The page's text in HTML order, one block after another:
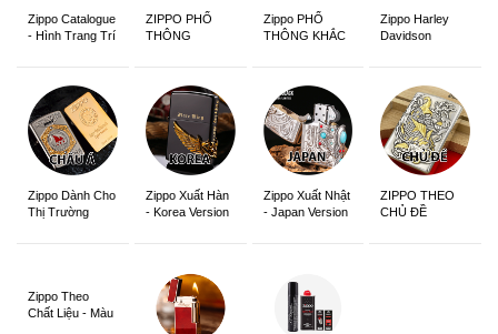
Zippo Catalogue
- Hình Trang Trí
ZIPPO PHỔ
THÔNG
Zippo PHỔ
THÔNG KHẮC
Zippo Harley
Davidson
Zippo Dành Cho
Thị Trường
Zippo Xuất Hàn
- Korea Version
Zippo Xuất Nhật
- Japan Version
ZIPPO THEO
CHỦ ĐỀ
Zippo Theo
Chất Liệu - Màu